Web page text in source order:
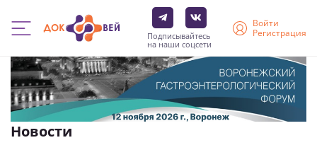
Перейти
основному
содержанию
Подписывайтесь
на наши соцсети
Войти
Регистрация
Новости